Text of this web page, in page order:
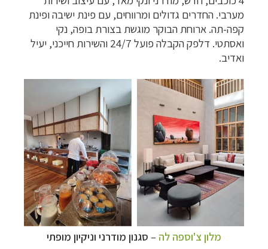
מערבי. החדרים גדולים ומרווחים, עם פינת ישיבה ופינת
קפה-תה. ארוחת הבוקר מוגשת בצורת בופה, נקי
ואסתטי. דלפק הקבלה פועל 24/7 והשירות חייכני, יעיל
ואדיב.
מלון צ'וספה לה – סגנון מודרני וניקיון מופתי